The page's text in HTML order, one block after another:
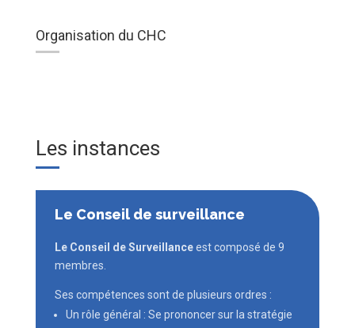
Organisation du CHC
Les instances
Le Conseil de surveillance
Le Conseil de Surveillanceest composé de 9
membres.
Ses compétences sont de plusieurs ordres :
Un rôle général : Se prononcer sur la stratégie